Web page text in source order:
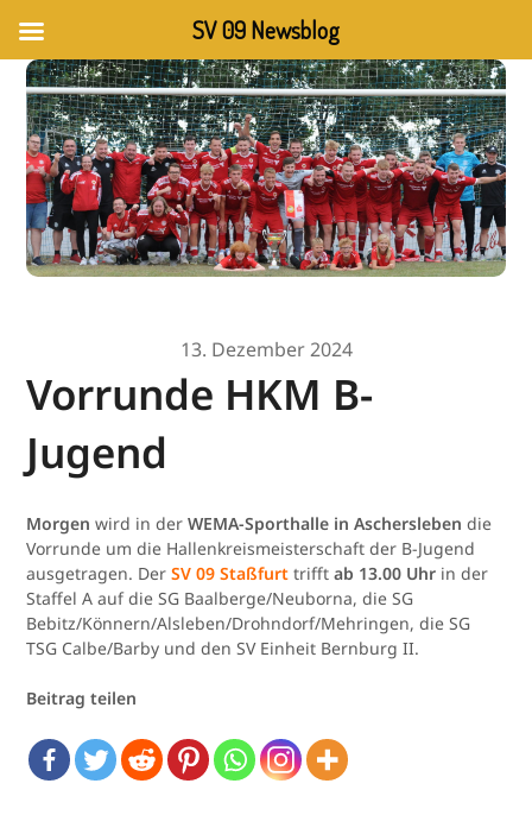
13. Dezember 2024
Vorrunde HKM B-
Jugend
Morgen wird in derWEMA-Sporthalle in Aschersleben die
Vorrunde um die Hallenkreismeisterschaft der B-Jugend
ausgetragen. DerSV 09 Staßfurt trifftab 13.00 Uhr in der
Staffel A auf die SG Baalberge/Neuborna, die SG
Bebitz/Könnern/Alsleben/Drohndorf/Mehringen, die SG
TSG Calbe/Barby und den SV Einheit Bernburg II.
Beitrag teilen
SV 09 Newsblog